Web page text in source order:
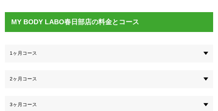
MY BODY LABO春日部店の料金とコース
1ヶ月コース
2ヶ月コース
3ヶ月コース